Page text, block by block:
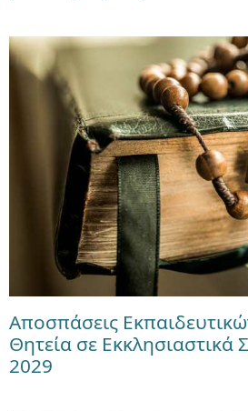
Αποσπάσεις
Θητεία σε Εκκλησιαστικά
2029